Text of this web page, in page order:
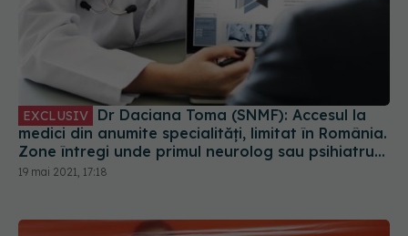
EXCLUSIV
medici din anumite specialități, limitat în România.
Zone întregi unde primul neurolog sau psihiatru
este la 50-100 km
19 mai 2021, 17:18